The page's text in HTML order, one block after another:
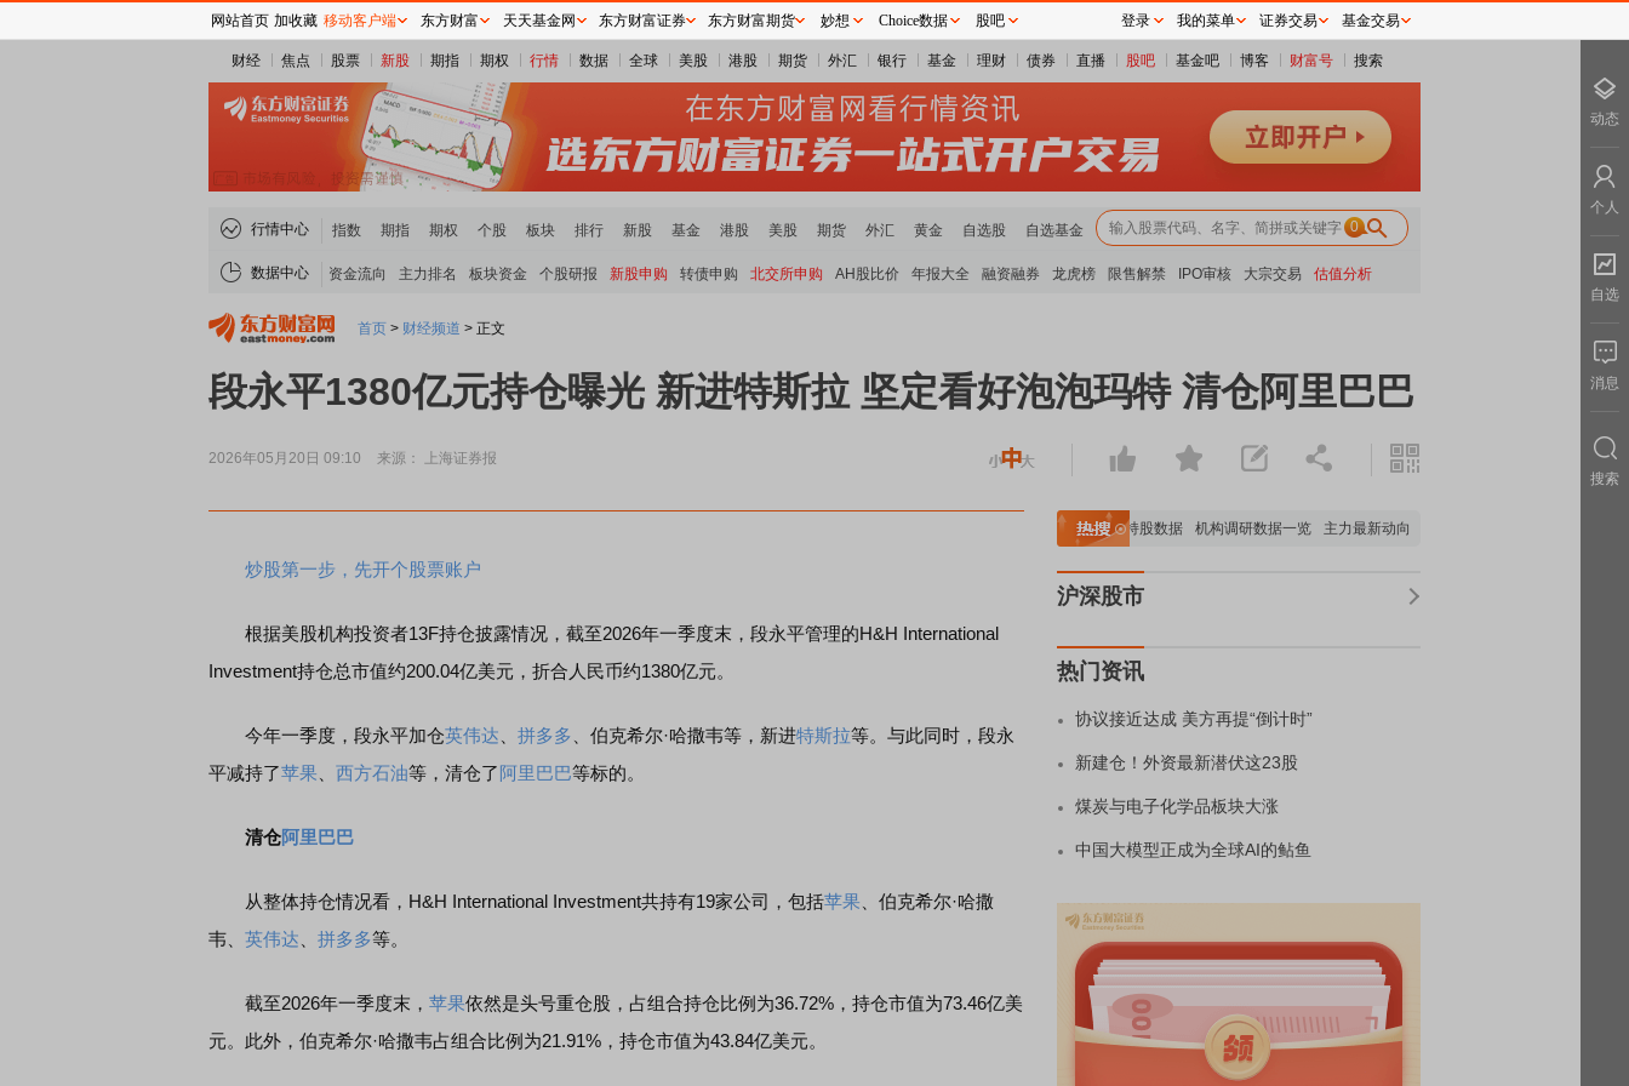
财经 焦点 股票 新股 期指 期权 行情 数据 全球 美股 港股 期货 外汇 银行 基金 理财 债券 直播 股吧 基金吧 博客 财富号 搜索
行情中心 指数 期指 期权 个股 板块 排行 新股 基金 港股 美股 期货 外汇 黄金 自选股 自选基金 0
数据中心 资金流向 主力排名 板块资金 个股研报 新股申购 转债申购 北交所申购 AH股比价 年报大全 融资融券 龙虎榜 限售解禁 IPO审核 大宗交易 估值分析
首页 > 财经频道 > 正文
段永平1380亿元持仓曝光 新进特斯拉 坚定看好泡泡玛特 清仓阿里巴巴
2026年05月20日 09:10 来源： 上海证券报
炒股第一步，先开个股票账户
根据美股机构投资者13F持仓披露情况，截至2026年一季度末，段永平管理的H&H International
Investment持仓总市值约200.04亿美元，折合人民币约1380亿元。
今年一季度，段永平加仓英伟达 拼多多 、伯克希尔·哈撒韦等，新进特斯拉等。与此同时，段永
平减持了苹果 西方石油等，清仓了阿里巴巴等标的。
清仓阿里巴巴
从整体持仓情况看，H&H International Investment共持有19家公司，包括苹果 、伯克希尔·哈撒
韦、 英伟达 拼多多等。
截至2026年一季度末， 苹果依然是头号重仓股，占组合持仓比例为36.72%，持仓市值为73.46亿美
元。此外，伯克希尔·哈撒韦占组合比例为21.91%，持仓市值为43.84亿美元。
重要机构持股数据 机构调研数据一览 主力最新动向 上市公司限售股解禁一览
沪深股市
热门资讯
协议接近达成 美方再提“倒计时”
新建仓！外资最新潜伏这23股
煤炭与电子化学品板块大涨
中国大模型正成为全球AI的鲇鱼
网站首页 加收藏 移动客户端 东方财富 天天基金网 东方财富证券 东方财富期货 妙想 Choice数据 股吧 登录 我的菜单 证券交易 基金交易
动态
个人
自选
消息
搜索